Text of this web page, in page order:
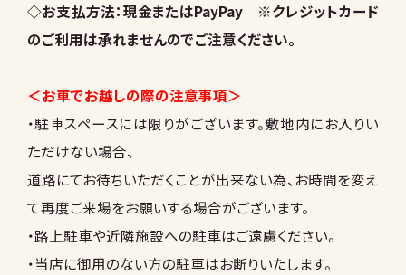
◇お支払方法：現金またはPayPay ※クレジットカード
のご利用は承れませんのでご注意ください。
＜お車でお越しの際の注意事項＞
・駐車スペースには限りがございます。敷地内にお入りい
ただけない場合、
道路にてお待ちいただくことが出来ない為、お時間を変え
て再度ご来場をお願いする場合がございます。
・路上駐車や近隣施設への駐車はご遠慮ください。
・当店に御用のない方の駐車はお断りいたします。